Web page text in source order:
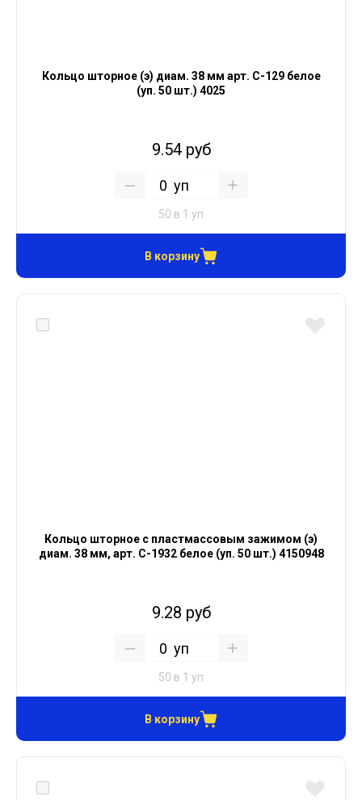
Кольцо шторное (э) диам. 38 мм арт. С-129 белое
(уп. 50 шт.) 4025
9.54 руб
уп
50 в 1 уп
В корзину
Кольцо шторное с пластмассовым зажимом (э)
диам. 38 мм, арт. С-1932 белое (уп. 50 шт.) 4150948
9.28 руб
уп
50 в 1 уп
В корзину